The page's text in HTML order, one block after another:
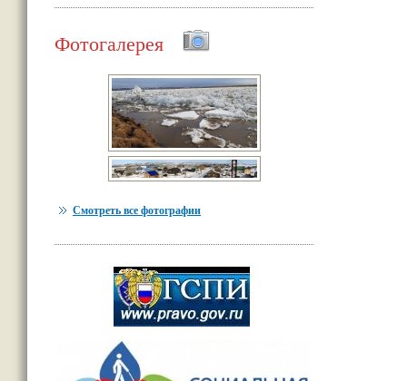
Фотогалерея
Смотреть все фотографии